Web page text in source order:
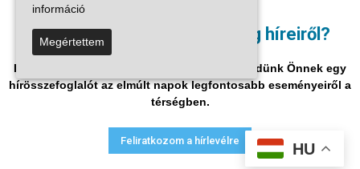
Nem akar lemaradni a térség híreiről?
Iratkozzon fel hírlevelükre, és mi hetente küldünk Önnek egy
hírösszefoglalót az elmúlt napok legfontosabb eseményeiről a
térségben.
Feliratkozom a hírlevélre
Folyamatosak a nyári karbantartási munkálatok
Kiskőrösön – útburkolati jeleket festenek és...
Adatvédelmi nyilatkozat Médiaajánlat Impresszum
HU
információ
Megértettem